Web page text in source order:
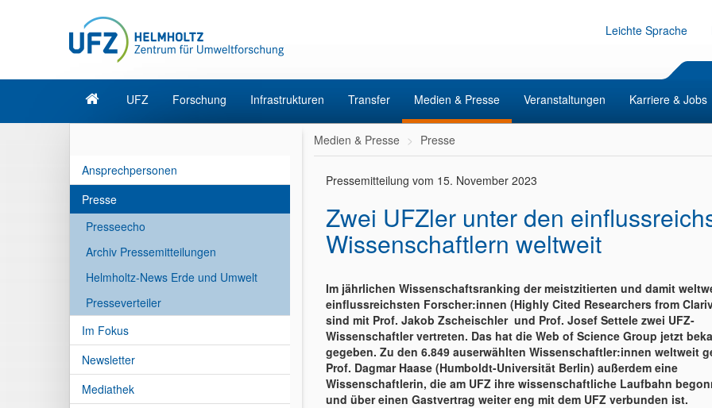
Leichte Sprache
UFZ Forschung Infrastrukturen Transfer Medien & Presse Veranstaltungen Karriere & Jobs
Ansprechpersonen
Presse
Presseecho
Archiv Pressemitteilungen
Helmholtz-News Erde und Umwelt
Presseverteiler
Im Fokus
Newsletter
Mediathek
Medien & Presse Presse
Pressemitteilung vom 15. November 2023
Zwei UFZler unter den
Wissenschaftlern weltweit
Im jährlichen Wissenschaftsranking der meistzitierten und damit
einflussreichsten Forscher:innen (Highly Cited Researchers from
sind mit Prof. Jakob Zscheischler und Prof. Josef Settele zwei UFZ-
Wissenschaftler vertreten. Das hat die Web of Science Group jetzt
gegeben. Zu den 6.849 auserwählten Wissenschaftler:innen weltweit
Prof. Dagmar Haase (Humboldt-Universität Berlin) außerdem eine
Wissenschaftlerin, die am UFZ ihre wissenschaftliche Laufbahn
und über einen Gastvertrag weiter eng mit dem UFZ verbunden ist.